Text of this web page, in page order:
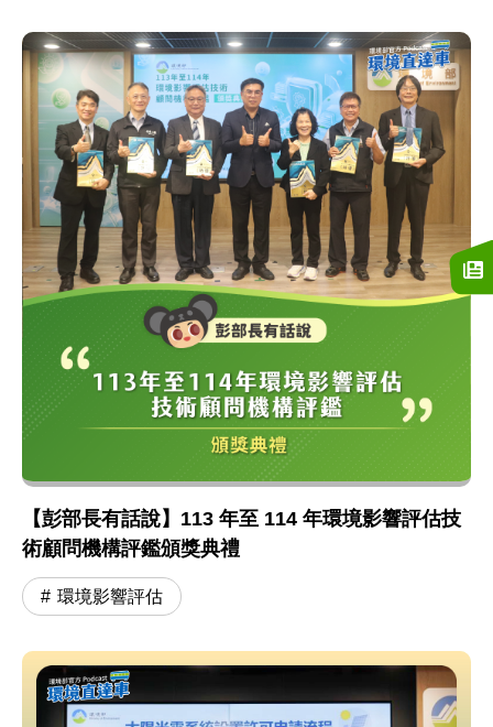
【彭部長有話說】113 年至 114 年環境影響評估技
術顧問機構評鑑頒獎典禮
環境影響評估